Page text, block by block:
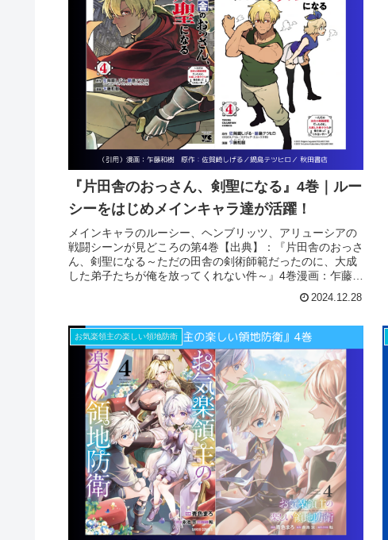
『片田舎のおっさん、剣聖になる』4巻｜ルー
シーをはじめメインキャラ達が活躍！
メインキャラのルーシー、ヘンブリッツ、アリューシアの
戦闘シーンが見どころの第4巻【出典】：『片田舎のおっさ
ん、剣聖になる～ただの田舎の剣術師範だったのに、大成
した弟子たちが俺を放ってくれない件～』4巻漫画：乍藤和
2024.12.28
お気楽領主の楽しい領地防衛